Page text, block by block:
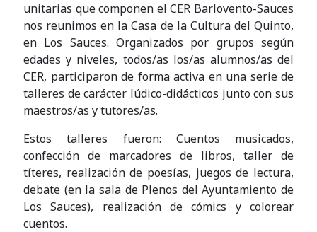
unitarias que componen el CER Barlovento-Sauces
nos reunimos en la Casa de la Cultura del Quinto,
en Los Sauces. Organizados por grupos según
edades y niveles, todos/as los/as alumnos/as del
CER, participaron de forma activa en una serie de
talleres de carácter lúdico-didácticos junto con sus
maestros/as y tutores/as.
Estos talleres fueron: Cuentos musicados,
confección de marcadores de libros, taller de
títeres, realización de poesías, juegos de lectura,
debate (en la sala de Plenos del Ayuntamiento de
Los Sauces), realización de cómics y colorear
cuentos.